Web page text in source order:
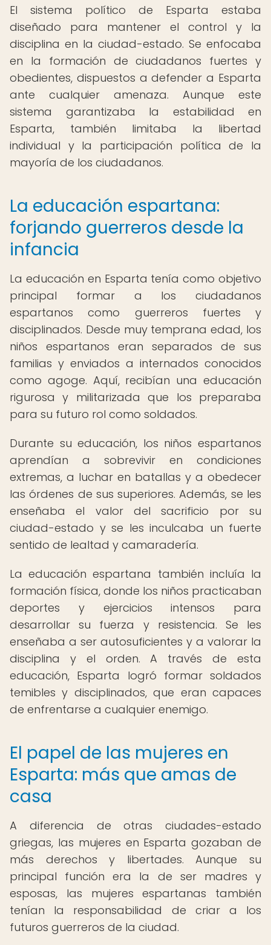
El sistema político de Esparta estaba
diseñado para mantener el control y la
disciplina en la ciudad-estado. Se enfocaba
en la formación de ciudadanos fuertes y
obedientes, dispuestos a defender a Esparta
ante cualquier amenaza. Aunque este
sistema garantizaba la estabilidad en
Esparta, también limitaba la libertad
individual y la participación política de la
mayoría de los ciudadanos.
La educación espartana:
forjando guerreros desde la
infancia
La educación en Esparta tenía como objetivo
principal formar a los ciudadanos
espartanos como guerreros fuertes y
disciplinados. Desde muy temprana edad, los
niños espartanos eran separados de sus
familias y enviados a internados conocidos
como agoge. Aquí, recibían una educación
rigurosa y militarizada que los preparaba
para su futuro rol como soldados.
Durante su educación, los niños espartanos
aprendían a sobrevivir en condiciones
extremas, a luchar en batallas y a obedecer
las órdenes de sus superiores. Además, se les
enseñaba el valor del sacrificio por su
ciudad-estado y se les inculcaba un fuerte
sentido de lealtad y camaradería.
La educación espartana también incluía la
formación física, donde los niños practicaban
deportes y ejercicios intensos para
desarrollar su fuerza y resistencia. Se les
enseñaba a ser autosuficientes y a valorar la
disciplina y el orden. A través de esta
educación, Esparta logró formar soldados
temibles y disciplinados, que eran capaces
de enfrentarse a cualquier enemigo.
El papel de las mujeres en
Esparta: más que amas de
casa
A diferencia de otras ciudades-estado
griegas, las mujeres en Esparta gozaban de
más derechos y libertades. Aunque su
principal función era la de ser madres y
esposas, las mujeres espartanas también
tenían la responsabilidad de criar a los
futuros guerreros de la ciudad.